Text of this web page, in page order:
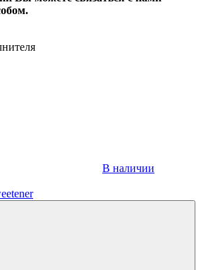
В наличии